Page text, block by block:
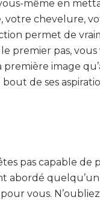
même en
votre chevelure,
permet de
premier pas, vous
première image
de ses
pas capable de
abordé quelqu’un
vous. N’oubliez